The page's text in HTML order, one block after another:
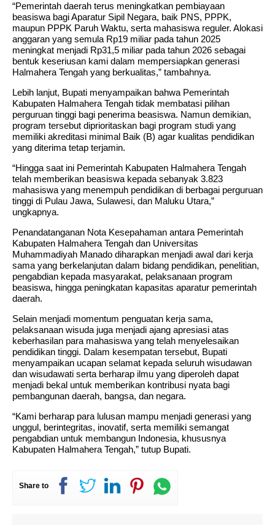
“Pemerintah daerah terus meningkatkan pembiayaan
beasiswa bagi Aparatur Sipil Negara, baik PNS, PPPK,
maupun PPPK Paruh Waktu, serta mahasiswa reguler. Alokasi
anggaran yang semula Rp19 miliar pada tahun 2025
meningkat menjadi Rp31,5 miliar pada tahun 2026 sebagai
bentuk keseriusan kami dalam mempersiapkan generasi
Halmahera Tengah yang berkualitas,” tambahnya.
Lebih lanjut, Bupati menyampaikan bahwa Pemerintah
Kabupaten Halmahera Tengah tidak membatasi pilihan
perguruan tinggi bagi penerima beasiswa. Namun demikian,
program tersebut diprioritaskan bagi program studi yang
memiliki akreditasi minimal Baik (B) agar kualitas pendidikan
yang diterima tetap terjamin.
“Hingga saat ini Pemerintah Kabupaten Halmahera Tengah
telah memberikan beasiswa kepada sebanyak 3.823
mahasiswa yang menempuh pendidikan di berbagai perguruan
tinggi di Pulau Jawa, Sulawesi, dan Maluku Utara,”
ungkapnya.
Penandatanganan Nota Kesepahaman antara Pemerintah
Kabupaten Halmahera Tengah dan Universitas
Muhammadiyah Manado diharapkan menjadi awal dari kerja
sama yang berkelanjutan dalam bidang pendidikan, penelitian,
pengabdian kepada masyarakat, pelaksanaan program
beasiswa, hingga peningkatan kapasitas aparatur pemerintah
daerah.
Selain menjadi momentum penguatan kerja sama,
pelaksanaan wisuda juga menjadi ajang apresiasi atas
keberhasilan para mahasiswa yang telah menyelesaikan
pendidikan tinggi. Dalam kesempatan tersebut, Bupati
menyampaikan ucapan selamat kepada seluruh wisudawan
dan wisudawati serta berharap ilmu yang diperoleh dapat
menjadi bekal untuk memberikan kontribusi nyata bagi
pembangunan daerah, bangsa, dan negara.
“Kami berharap para lulusan mampu menjadi generasi yang
unggul, berintegritas, inovatif, serta memiliki semangat
pengabdian untuk membangun Indonesia, khususnya
Kabupaten Halmahera Tengah,” tutup Bupati.
Share to